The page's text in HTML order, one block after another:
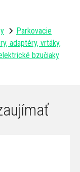
Parkovacie
adaptéry, vrtáky,
bzučiaky